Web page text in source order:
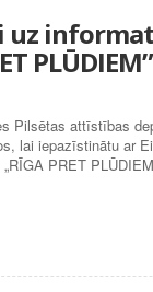
uz
Pilsētas attīstības
lai iepazīstinātu ar
PRET